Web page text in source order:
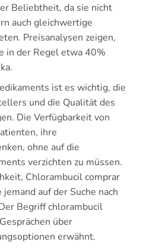
Beliebtheit, da sie nicht
auch gleichwertige
Preisanalysen zeigen,
in der Regel etwa 40%
ist es wichtig, die
und die Qualität des
Die Verfügbarkeit von
ihre
ohne auf die
verzichten zu müssen.
Chlorambucil comprar
auf der Suche nach
Begriff chlorambucil
über
erwähnt.